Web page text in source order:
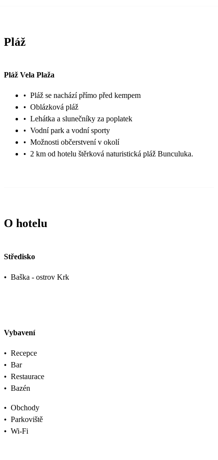
Pláž
Pláž Vela Plaža
• Pláž se nachází přímo před kempem
• Oblázková pláž
• Lehátka a slunečníky za poplatek
• Vodní park a vodní sporty
• Možnosti občerstvení v okolí
• 2 km od hotelu štěrková naturistická pláž Bunculuka.
O hotelu
Středisko
• Baška - ostrov Krk
Vybavení
• Recepce
• Bar
• Restaurace
• Bazén
• Obchody
• Parkoviště
• Wi-Fi